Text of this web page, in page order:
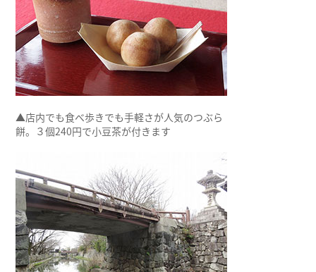
▲店内でも食べ歩きでも手軽さが人気のつぶら
餅。３個240円で小豆茶が付きます